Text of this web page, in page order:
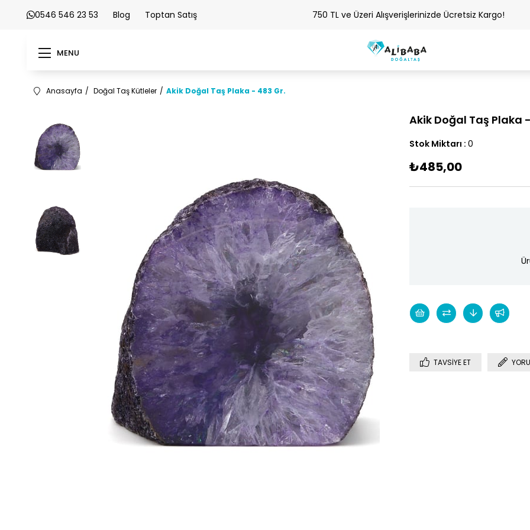
0546 546 23 53 Blog Toptan Satış 750 TL ve Üzeri Alışverişlerinizde Ücretsiz Kargo!
MENU
Anasayfa Doğal Taş Kütleler Akik Doğal Taş Plaka - 483 Gr.
Akik Doğal Taş Plaka
Stok Miktarı : 0
₺485,00
TAVSIYE ET